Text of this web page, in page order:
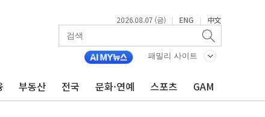
2026.08.07 (금) | ENG | 中文
패밀리 사이트
부동산 전국 문화·연예 스포츠 GAM